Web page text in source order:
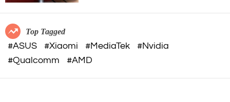
c
m
o
d
e
Top Tagged
#ASUS #Xiaomi #MediaTek
#Nvidia
#Qualcomm
#AMD